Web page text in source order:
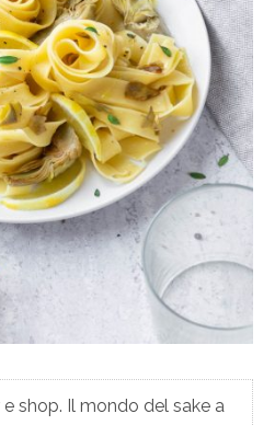
shop. Il mondo del sake a